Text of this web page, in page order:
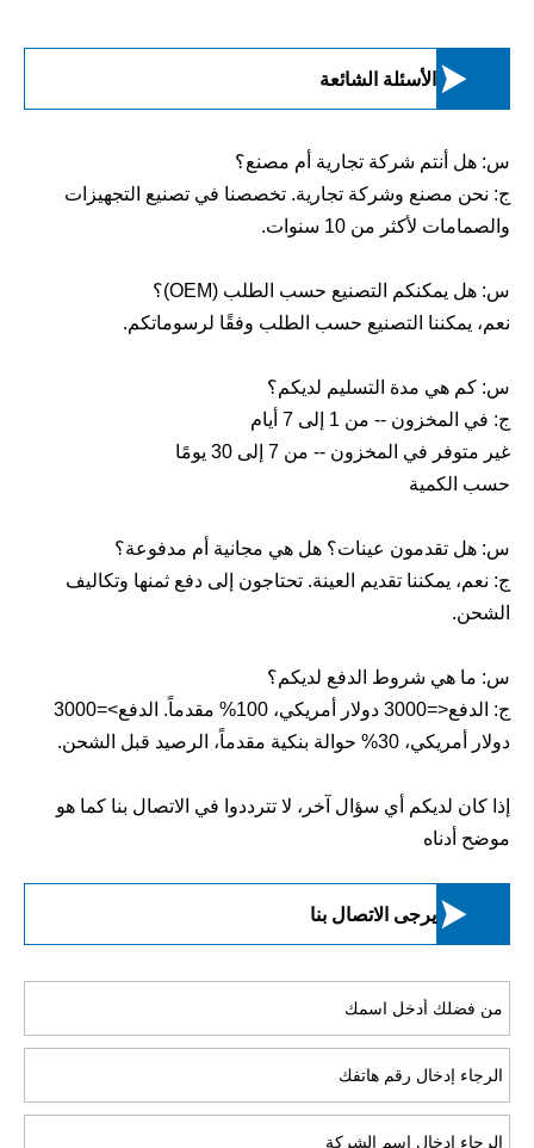
 الأسئلة الشائعة
س: هل أنتم شركة تجارية أم مصنع؟
ج: نحن مصنع وشركة تجارية. تخصصنا في تصنيع التجهيزات
والصمامات لأكثر من 10 سنوات.
س: هل يمكنكم التصنيع حسب الطلب (OEM)؟
نعم، يمكننا التصنيع حسب الطلب وفقًا لرسوماتكم.
س: كم هي مدة التسليم لديكم؟
ج: في المخزون -- من 1 إلى 7 أيام
غير متوفر في المخزون -- من 7 إلى 30 يومًا
حسب الكمية
س: هل تقدمون عينات؟ هل هي مجانية أم مدفوعة؟
ج: نعم، يمكننا تقديم العينة. تحتاجون إلى دفع ثمنها وتكاليف
الشحن.
س: ما هي شروط الدفع لديكم؟
ج: الدفع<=3000 دولار أمريكي، 100% مقدماً. الدفع>=3000
دولار أمريكي، 30% حوالة بنكية مقدماً، الرصيد قبل الشحن.
إذا كان لديكم أي سؤال آخر، لا تترددوا في الاتصال بنا كما هو
موضح أدناه
يرجى الاتصال بنا